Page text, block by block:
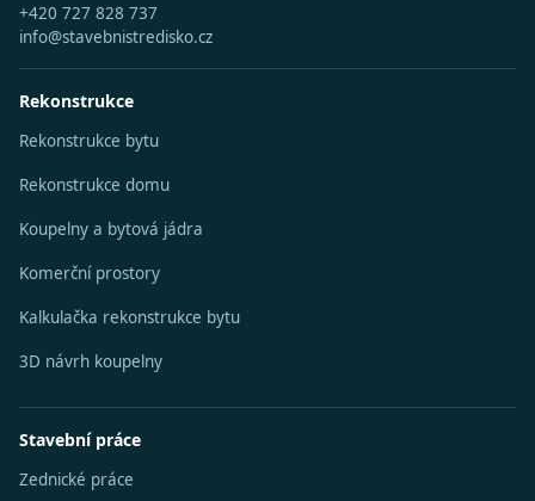
+420 727 828 737
info@stavebnistredisko.cz
Rekonstrukce
Rekonstrukce bytu
Rekonstrukce domu
Koupelny a bytová jádra
Komerční prostory
Kalkulačka rekonstrukce bytu
3D návrh koupelny
Stavební práce
Zednické práce